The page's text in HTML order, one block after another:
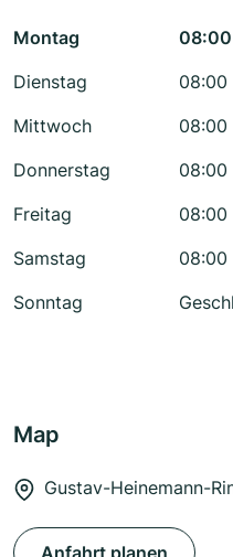
Montag
Dienstag
08:00
Mittwoch
08:00
Donnerstag
08:00
Freitag
08:00
Samstag
08:00
Sonntag
Map
Gustav-Heinemann-